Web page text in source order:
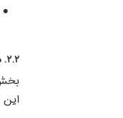
۲.۲. دلایل شخصی و خانوادگی